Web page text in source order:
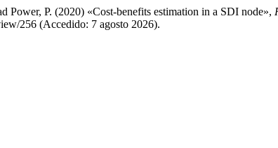
Power, P. (2020) «Cost-benefits estimation in a SDI node»,
256 (Accedido: 7 agosto 2026).